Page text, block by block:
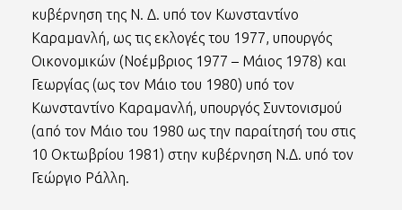
κυβέρνηση της Ν. Δ. υπό τον Κωνσταντίνο
Καραμανλή, ως τις εκλογές του 1977, υπουργός
Οικονομικών (Νοέμβριος 1977 – Μάιος 1978) και
Γεωργίας (ως τον Μάιο του 1980) υπό τον
Κωνσταντίνο Καραμανλή, υπουργός Συντονισμού
(από τον Μάιο του 1980 ως την παραίτησή του στις
10 Οκτωβρίου 1981) στην κυβέρνηση Ν.Δ. υπό τον
Γεώργιο Ράλλη.